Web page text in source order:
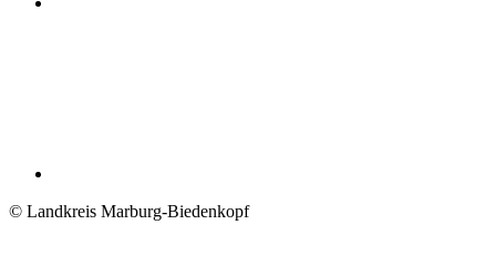
© Landkreis Marburg-Biedenkopf